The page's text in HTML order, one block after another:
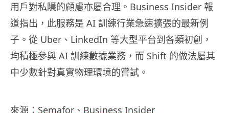
用戶對私隱的顧慮亦屬合理。Business Insider 報
道指出，此服務是 AI 訓練行業急速擴張的最新例
子。從 Uber、LinkedIn 等大型平台到各類初創，
均積極參與 AI 訓練數據業務，而 Shift 的做法屬其
中少數針對真實物理環境的嘗試。
來源： Semafor 、 Business Insider